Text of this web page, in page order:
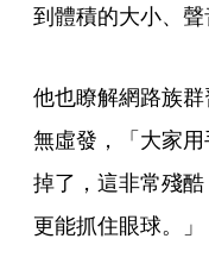
到體積的大小、
他也瞭解網路族
無虛發，「大家
掉了，這非常殘
更能抓住眼球。」